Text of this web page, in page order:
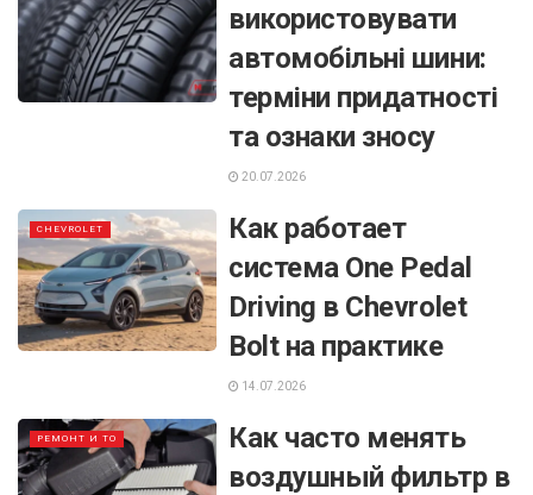
використовувати
автомобільні шини:
терміни придатності
та ознаки зносу
20.07.2026
CHEVROLET
Как работает
система One Pedal
Driving в Chevrolet
Bolt на практике
14.07.2026
РЕМОНТ И ТО
Как часто менять
воздушный фильтр в